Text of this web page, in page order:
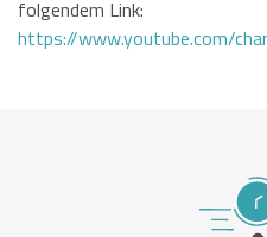
folgendem Link:
https://www.youtube.com/